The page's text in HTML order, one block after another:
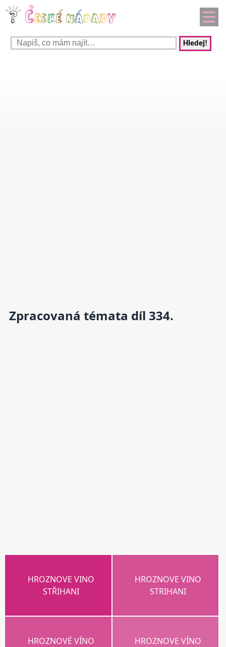
Hledej!
Zpracovaná témata díl 334.
HROZNOVE VINO
STŘIHANI
HROZNOVE VINO
STRIHANI
HROZNOVÉ VÍNO
HROZNOVE VÍNO